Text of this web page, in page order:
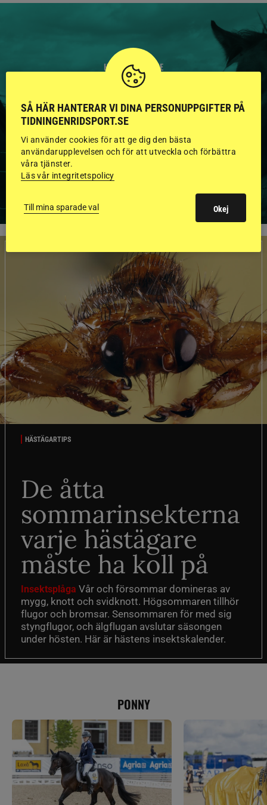
HINGSTAR ONLINE
GODKÄNDA HINGSTAR I
FLERA KATEGORIER MED
BILDER OCH FAKTA
HÄSTÄGARTIPS
De åtta
sommarinsekterna
varje hästägare
måste ha koll på
Insektsplåga Vår och försommar domineras av
mygg, knott och svidknott. Högsommaren tillhör
flugor och bromsar. Sensommaren för med sig
styngflugor, och älgflugan avslutar säsongen
under hösten. Här är hästens insektskalender.
PONNY
SÅ HÄR HANTERAR VI DINA PERSONUPPGIFTER PÅ
TIDNINGENRIDSPORT.SE
Vi använder cookies för att ge dig den bästa
användarupplevelsen och för att utveckla och förbättra
våra tjänster.
Läs vår integritetspolicy
Till mina sparade val Okej